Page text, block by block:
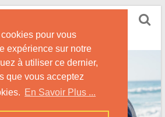
pour vous
expérience sur notre
à utiliser ce dernier,
que vous acceptez
En Savoir Plus ...
Rencontre d'une Senior